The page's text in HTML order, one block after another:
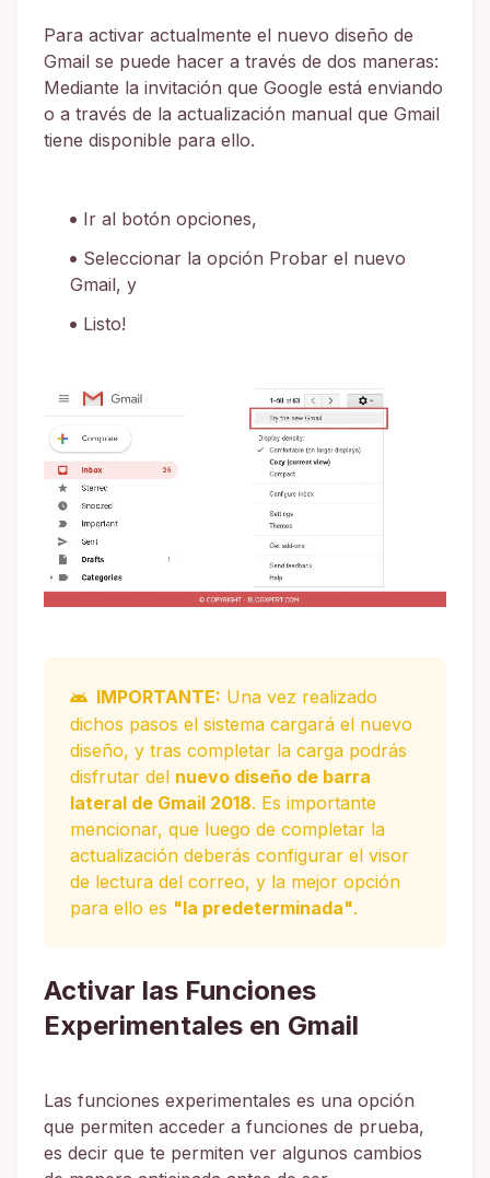
Para activar actualmente el nuevo diseño de
Gmail se puede hacer a través de dos maneras:
Mediante la invitación que Google está enviando
o a través de la actualización manual que Gmail
tiene disponible para ello.
Ir al botón opciones,
Seleccionar la opción Probar el nuevo
Gmail, y
Listo!
IMPORTANTE: Una vez realizado
dichos pasos el sistema cargará el nuevo
diseño, y tras completar la carga podrás
disfrutar del nuevo diseño de barra
lateral de Gmail 2018. Es importante
mencionar, que luego de completar la
actualización deberás configurar el visor
de lectura del correo, y la mejor opción
para ello es "la predeterminada".
Activar las Funciones
Experimentales en Gmail
Las funciones experimentales es una opción
que permiten acceder a funciones de prueba,
es decir que te permiten ver algunos cambios